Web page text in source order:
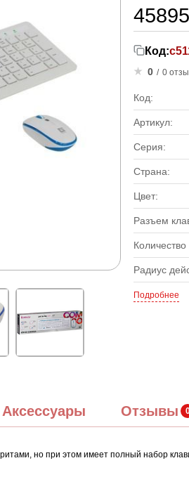
45895
Код:
0 / 0
Код:
Артикул:
Серия:
Страна:
Цвет:
Разъем
Радиус
Подробнее
Аксессуары Отзывы
но при этом имеет полный набор